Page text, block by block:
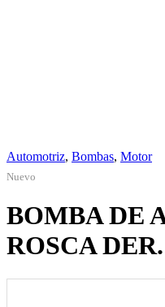
Automotriz, Bombas, Motor
Nuevo
BOMBA DE
ROSCA